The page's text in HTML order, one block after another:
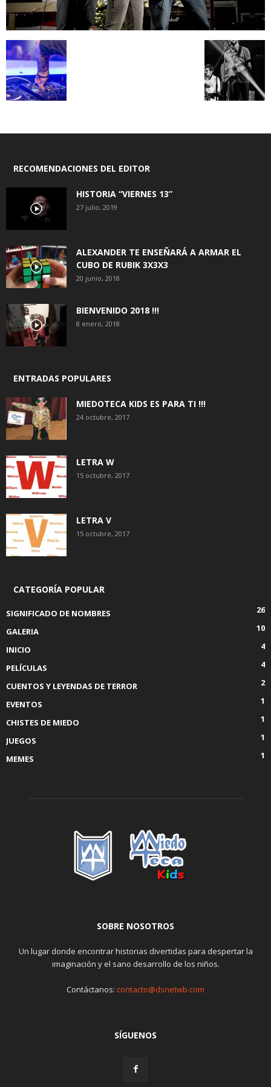
RECOMENDACIONES DEL EDITOR
HISTORIA “VIERNES 13”
27 julio, 2019
ALEXANDER TE ENSEÑARÁ A ARMAR EL
CUBO DE RUBIK 3X3X3
20 junio, 2018
BIENVENIDO 2018 !!!
8 enero, 2018
ENTRADAS POPULARES
MIEDOTECA KIDS ES PARA TI !!!
24 octubre, 2017
LETRA W
15 octubre, 2017
LETRA V
15 octubre, 2017
CATEGORÍA POPULAR
SIGNIFICADO DE NOMBRES
26
GALERIA
10
INICIO
4
PELÍCULAS
4
CUENTOS Y LEYENDAS DE TERROR
2
EVENTOS
1
CHISTES DE MIEDO
1
JUEGOS
1
MEMES
1
SOBRE NOSOTROS
Un lugar donde encontrar historias divertidas para despertar la
imaginación y el sano desarrollo de los niños.
Contáctanos: contacto@dsnetwb.com
SÍGUENOS